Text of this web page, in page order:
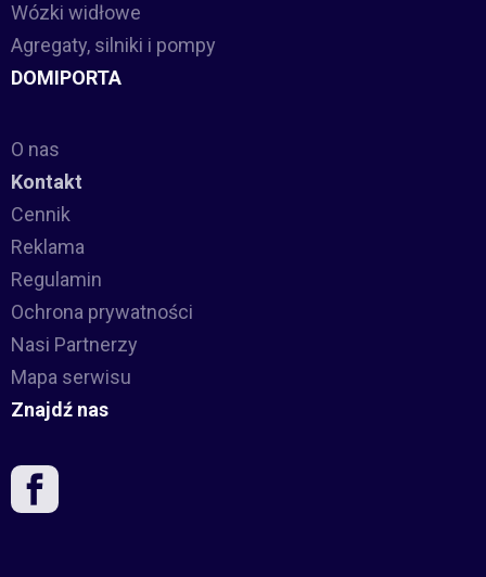
Wózki widłowe
Agregaty, silniki i pompy
DOMIPORTA
O nas
Kontakt
Cennik
Reklama
Regulamin
Ochrona prywatności
Nasi Partnerzy
Mapa serwisu
Znajdź nas